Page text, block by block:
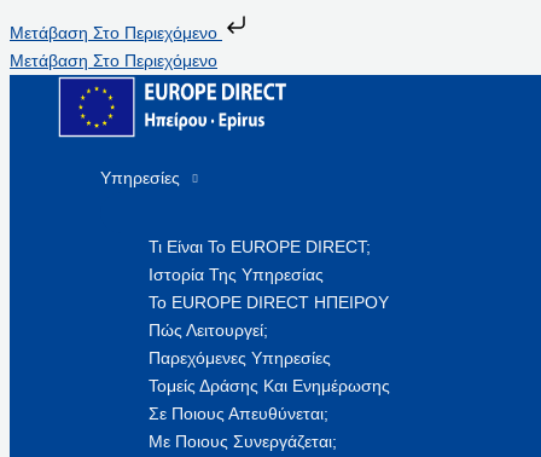
Μετάβαση Στο Περιεχόμενο
Μετάβαση Στο Περιεχόμενο
Υπηρεσίες
Τι Είναι Το EUROPE DIRECT;
Ιστορία Της Υπηρεσίας
Το EUROPE DIRECT ΗΠΕΙΡΟΥ
Πώς Λειτουργεί;
Παρεχόμενες Υπηρεσίες
Τομείς Δράσης Και Ενημέρωσης
Σε Ποιους Απευθύνεται;
Με Ποιους Συνεργάζεται;